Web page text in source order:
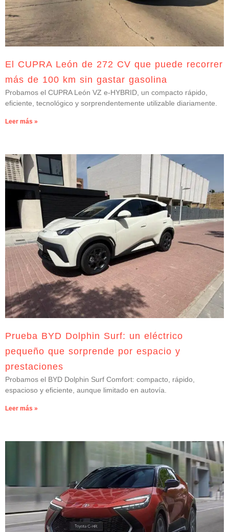
El CUPRA León de 272 CV que puede recorrer
más de 100 km sin gastar gasolina
Probamos el CUPRA León VZ e-HYBRID, un compacto rápido,
eficiente, tecnológico y sorprendentemente utilizable diariamente.
Leer más »
Prueba BYD Dolphin Surf: un eléctrico
pequeño que sorprende por espacio y
prestaciones
Probamos el BYD Dolphin Surf Comfort: compacto, rápido,
espacioso y eficiente, aunque limitado en autovía.
Leer más »